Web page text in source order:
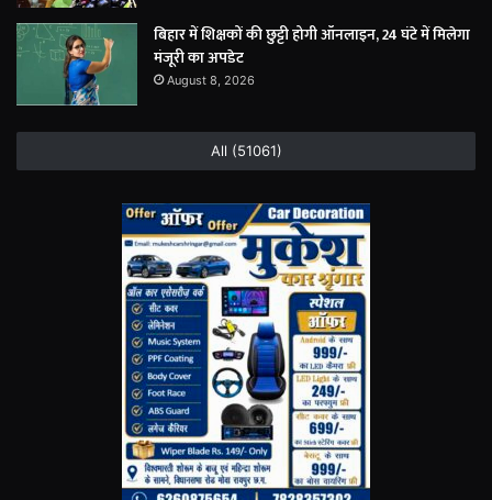
बिहार में शिक्षकों की छुट्टी होगी ऑनलाइन, 24 घंटे में मिलेगा
मंजूरी का अपडेट
August 8, 2026
All (51061)